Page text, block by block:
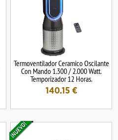
Termoventilador Ceramico Oscilante
Con Mando 1.300 / 2.000 Watt.
Temporizador 12 Horas.
140.15 €